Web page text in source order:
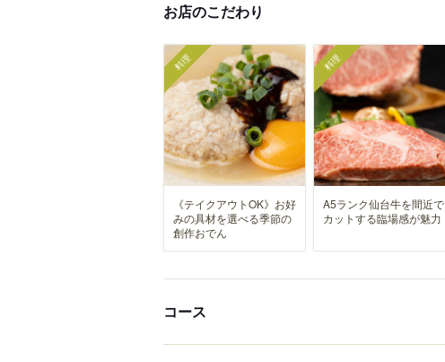
お店のこだわり
料理
《テイクアウトOK》お好
みの具材を選べる季節の
創作おでん
料理
A5ランク仙台牛を間近で
カットする臨場感が魅力
コース